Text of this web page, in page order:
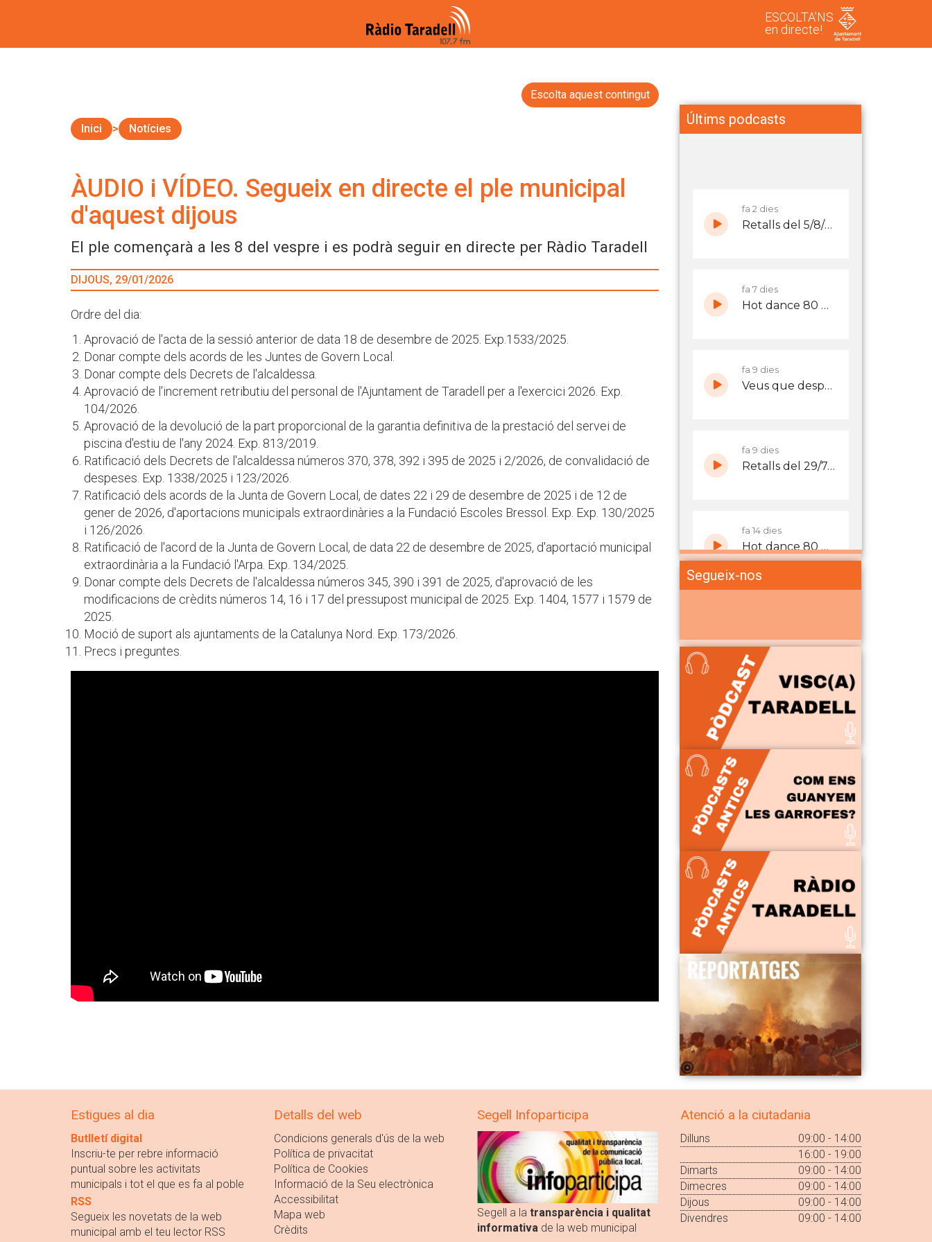
ESCOLTA'NS
en directe!
Escolta aquest contingut
Inici Notícies
ÀUDIO i VÍDEO. Segueix en directe el ple municipal
d'aquest dijous
El ple començarà a les 8 del vespre i es podrà seguir en directe per Ràdio Taradell
DIJOUS, 29/01/2026
Ordre del dia:
Aprovació de l'acta de la sessió anterior de data 18 de desembre de 2025. Exp.1533/2025.
Donar compte dels acords de les Juntes de Govern Local.
Donar compte dels Decrets de l'alcaldessa.
Aprovació de l'increment retributiu del personal de l'Ajuntament de Taradell per a l'exercici 2026. Exp.
104/2026.
Aprovació de la devolució de la part proporcional de la garantia definitiva de la prestació del servei de
piscina d'estiu de l'any 2024. Exp. 813/2019.
Ratificació dels Decrets de l'alcaldessa números 370, 378, 392 i 395 de 2025 i 2/2026, de convalidació de
despeses. Exp. 1338/2025 i 123/2026.
Ratificació dels acords de la Junta de Govern Local, de dates 22 i 29 de desembre de 2025 i de 12 de
gener de 2026, d'aportacions municipals extraordinàries a la Fundació Escoles Bressol. Exp. Exp. 130/2025
i 126/2026.
Ratificació de l'acord de la Junta de Govern Local, de data 22 de desembre de 2025, d'aportació municipal
extraordinària a la Fundació l'Arpa. Exp. 134/2025.
Donar compte dels Decrets de l'alcaldessa números 345, 390 i 391 de 2025, d'aprovació de les
modificacions de crèdits números 14, 16 i 17 del pressupost municipal de 2025. Exp. 1404, 1577 i 1579 de
2025.
Moció de suport als ajuntaments de la Catalunya Nord. Exp. 173/2026.
Precs i preguntes.
Últims podcasts
Segueix-nos
Estigues al dia
Butlletí digital
Inscriu-te per rebre informació
puntual sobre les activitats
municipals i tot el que es fa al poble
RSS
Segueix les novetats de la web
municipal amb el teu lector RSS
Detalls del web
Condicions generals d'ús de la web
Política de privacitat
Política de Cookies
Informació de la Seu electrònica
Accessibilitat
Mapa web
Crèdits
Segell Infoparticipa
Segell a la transparència i qualitat
informativa de la web municipal
Atenció a la ciutadania
Dilluns
09:00 - 14:00
16:00 - 19:00
Dimarts
09:00 - 14:00
Dimecres
09:00 - 14:00
Dijous
09:00 - 14:00
Divendres
09:00 - 14:00